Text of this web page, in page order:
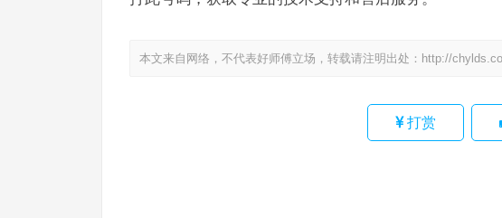
本文来自网络，不代表好师傅立场，转载请注明出处： http://
打赏